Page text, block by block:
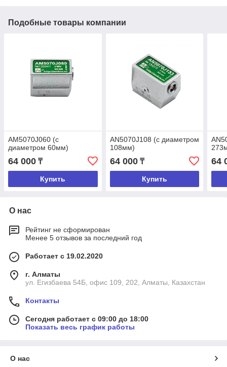
Подобные товары компании
AM5070J060 (с
диаметром 60мм)
64 000 ₸
Купить
AN5070J108 (с диаметром
108мм)
64 000₸
Купить
64
О нас
Рейтинг не сформирован
Менее 5 отзывов за последний год
Работает с 19.02.2020
г. Алматы
ул. Егизбаева 54Б, офис 109, 202, Алматы, Казахстан
Контакты
Сегодня работает с 09:00 до 18:00
Показать весь график работы
О нас